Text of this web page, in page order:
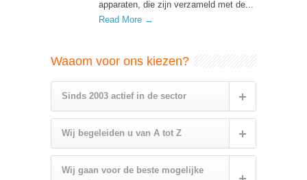
apparaten, die zijn verzameld met de...
Read More →
Waaom voor ons kiezen?
Sinds 2003 actief in de sector
Wij begeleiden u van A tot Z
Wij gaan voor de beste mogelijke